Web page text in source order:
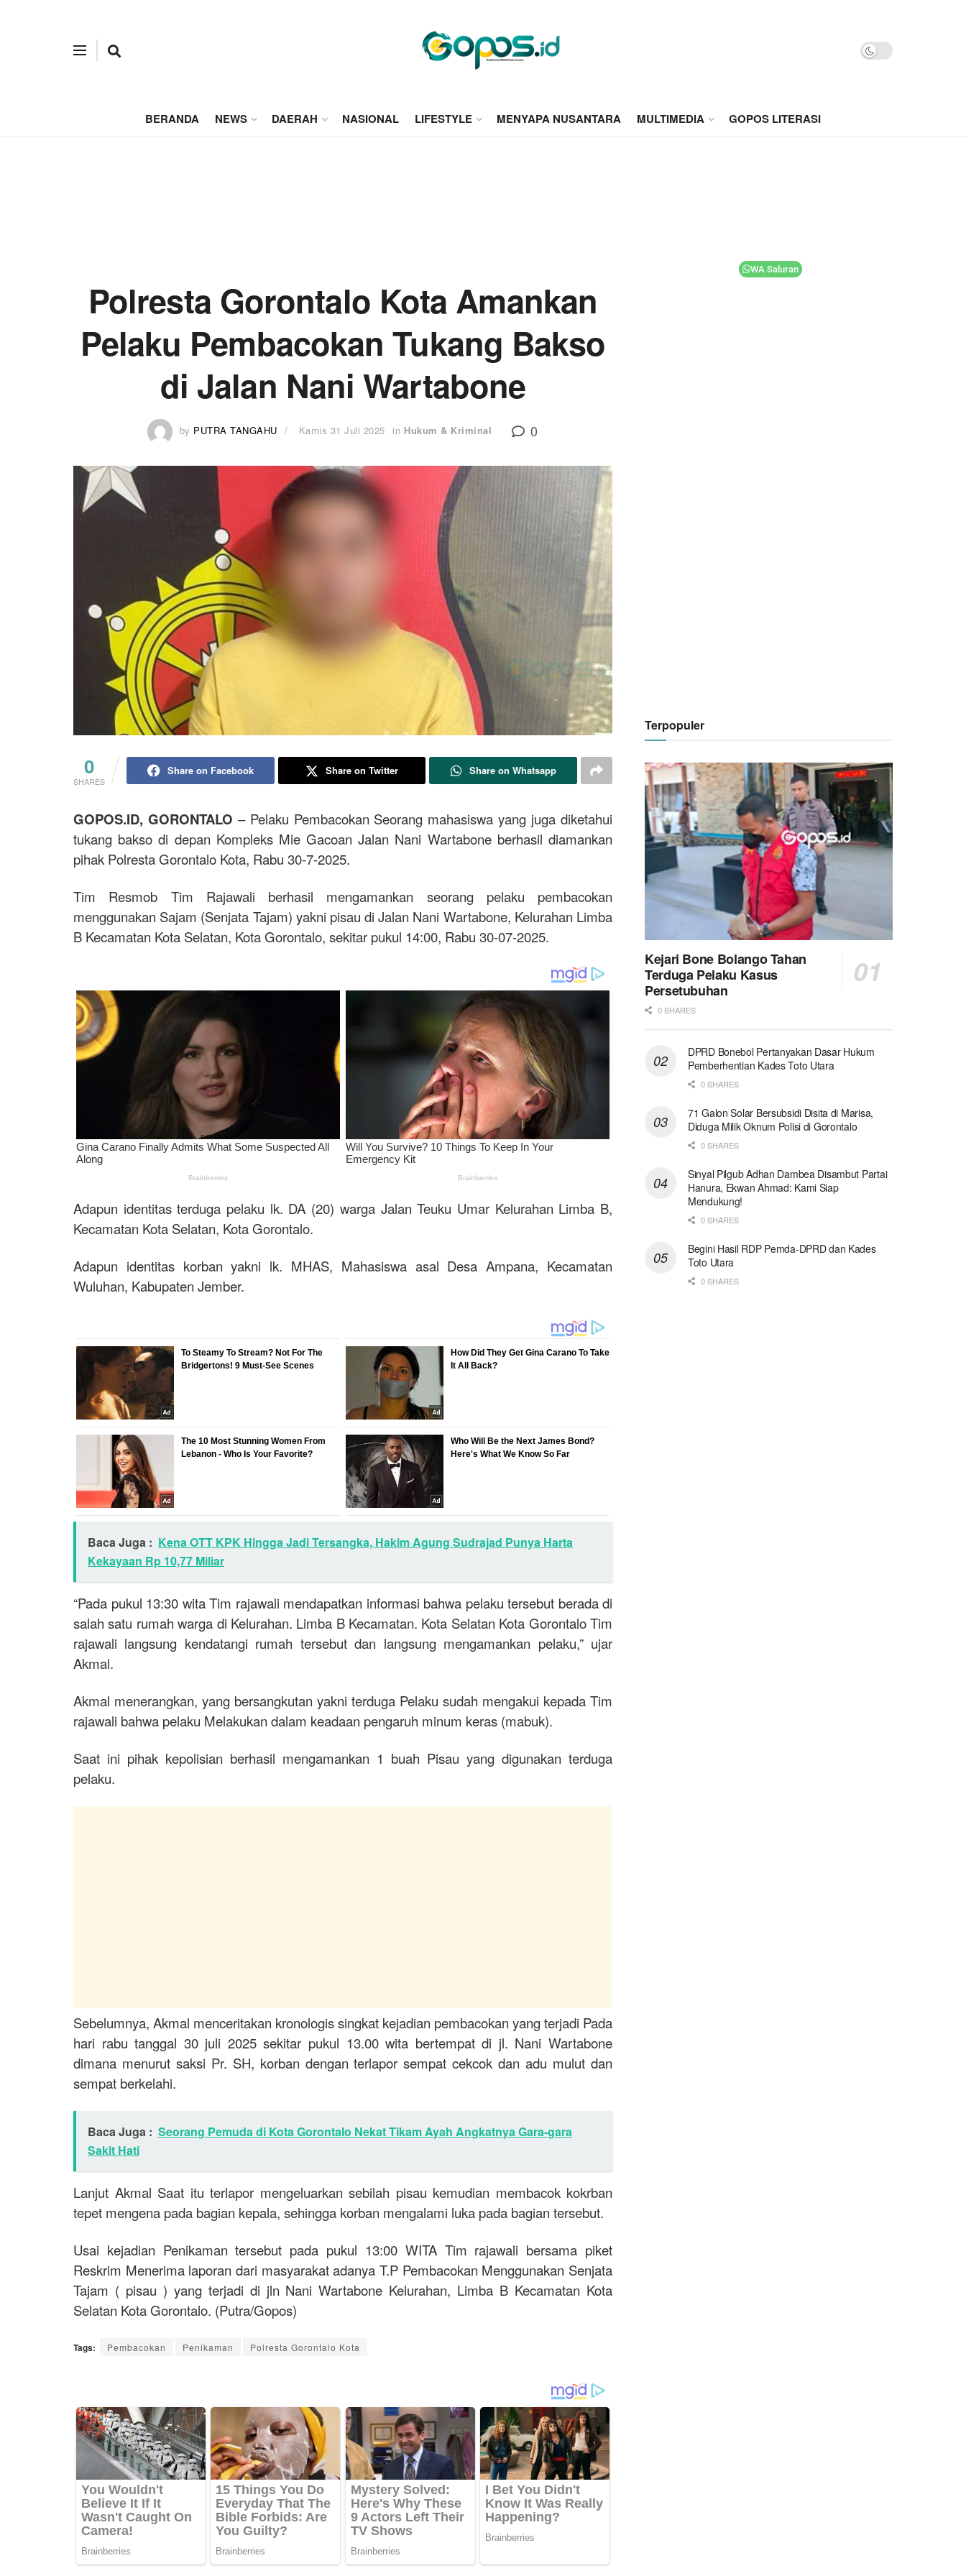
BERANDA NEWS DAERAH NASIONAL LIFESTYLE MENYAPA NUSANTARA MULTIMEDIA GOPOS LITERASI
Polresta Gorontalo Kota Amankan
Pelaku Pembacokan Tukang Bakso
di Jalan Nani Wartabone
by PUTRA TANGAHU Kamis 31 Juli 2025 in Hukum & Kriminal 0
0
SHARES
Share on Facebook Share on Twitter Share on Whatsapp
GOPOS.ID, GORONTALO – Pelaku Pembacokan Seorang mahasiswa yang juga diketahui
tukang bakso di depan Kompleks Mie Gacoan Jalan Nani Wartabone berhasil diamankan
pihak Polresta Gorontalo Kota, Rabu 30-7-2025.
Tim Resmob Tim Rajawali berhasil mengamankan seorang pelaku pembacokan
menggunakan Sajam (Senjata Tajam) yakni pisau di Jalan Nani Wartabone, Kelurahan Limba
B Kecamatan Kota Selatan, Kota Gorontalo, sekitar pukul 14:00, Rabu 30-07-2025.
Adapun identitas terduga pelaku lk. DA (20) warga Jalan Teuku Umar Kelurahan Limba B,
Kecamatan Kota Selatan, Kota Gorontalo.
Adapun identitas korban yakni lk. MHAS, Mahasiswa asal Desa Ampana, Kecamatan
Wuluhan, Kabupaten Jember.
Baca Juga : Kena OTT KPK Hingga Jadi Tersangka, Hakim Agung Sudrajad Punya Harta
Kekayaan Rp 10,77 Miliar
“Pada pukul 13:30 wita Tim rajawali mendapatkan informasi bahwa pelaku tersebut berada di
salah satu rumah warga di Kelurahan. Limba B Kecamatan. Kota Selatan Kota Gorontalo Tim
rajawali langsung kendatangi rumah tersebut dan langsung mengamankan pelaku,” ujar
Akmal.
Akmal menerangkan, yang bersangkutan yakni terduga Pelaku sudah mengakui kepada Tim
rajawali bahwa pelaku Melakukan dalam keadaan pengaruh minum keras (mabuk).
Saat ini pihak kepolisian berhasil mengamankan 1 buah Pisau yang digunakan terduga
pelaku.
Sebelumnya, Akmal menceritakan kronologis singkat kejadian pembacokan yang terjadi Pada
hari rabu tanggal 30 juli 2025 sekitar pukul 13.00 wita bertempat di jl. Nani Wartabone
dimana menurut saksi Pr. SH, korban dengan terlapor sempat cekcok dan adu mulut dan
sempat berkelahi.
Baca Juga : Seorang Pemuda di Kota Gorontalo Nekat Tikam Ayah Angkatnya Gara-gara
Sakit Hati
Lanjut Akmal Saat itu terlapor mengeluarkan sebilah pisau kemudian membacok kokrban
tepet mengena pada bagian kepala, sehingga korban mengalami luka pada bagian tersebut.
Usai kejadian Penikaman tersebut pada pukul 13:00 WITA Tim rajawali bersama piket
Reskrim Menerima laporan dari masyarakat adanya T.P Pembacokan Menggunakan Senjata
Tajam ( pisau ) yang terjadi di jln Nani Wartabone Kelurahan, Limba B Kecamatan Kota
Selatan Kota Gorontalo. (Putra/Gopos)
Tags: Pembacokan Penikaman Polresta Gorontalo Kota
Terpopuler
Kejari Bone Bolango Tahan
Terduga Pelaku Kasus
Persetubuhan
0 SHARES
DPRD Bonebol Pertanyakan Dasar Hukum
Pemberhentian Kades Toto Utara
0 SHARES
71 Galon Solar Bersubsidi Disita di Marisa,
Diduga Milik Oknum Polisi di Gorontalo
0 SHARES
Sinyal Pilgub Adhan Dambea Disambut Partai
Hanura, Ekwan Ahmad: Kami Siap
Mendukung!
0 SHARES
Begini Hasil RDP Pemda-DPRD dan Kades
Toto Utara
0 SHARES
WA Saluran